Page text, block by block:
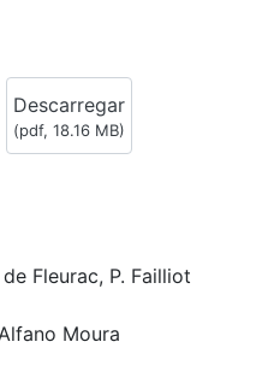
Descarregar
(pdf, 18.16 MB)
Fleurac, P. Failliot
Moura